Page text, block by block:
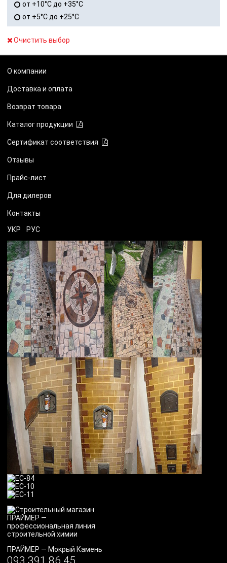
от +10°C до +35°C
от +5°C до +25°C
Очистить выбор
О компании
Доставка и оплата
Возврат товара
Каталог продукции
Сертификат соответствия
Отзывы
Прайс-лист
Для дилеров
Контакты
УКР РУС
ПРАЙМЕР — Мокрый Камень